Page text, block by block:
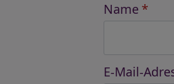
Name *
E-Mail-